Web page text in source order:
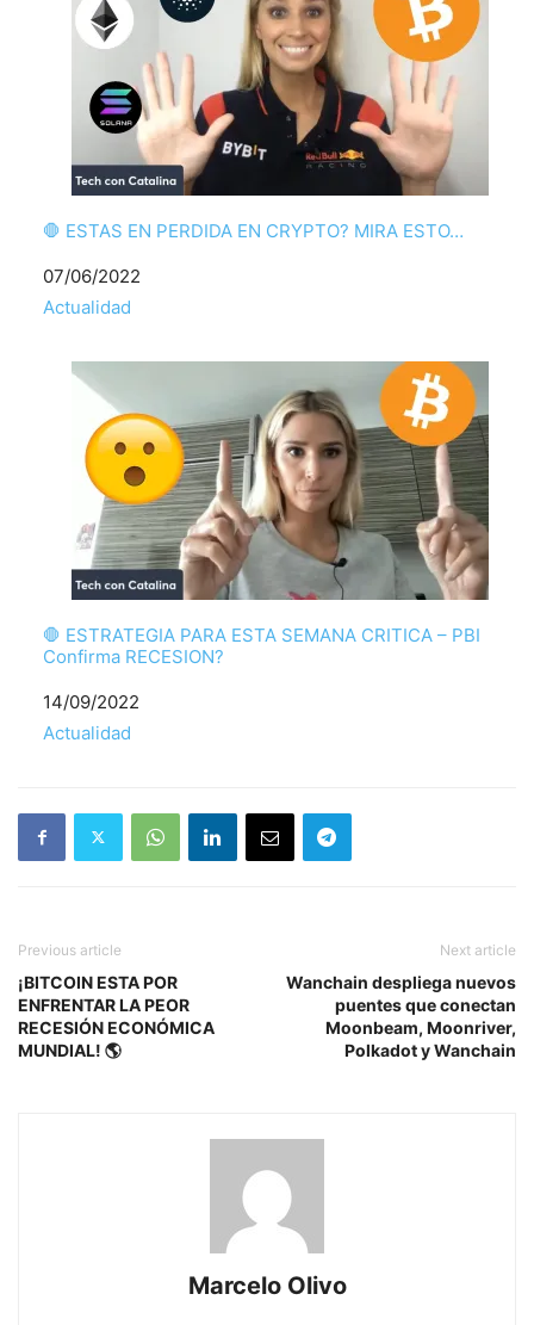
🛑 ESTAS EN PERDIDA EN CRYPTO? MIRA ESTO…
Fecha
07/06/2022
Respecto a
Actualidad
🛑 ESTRATEGIA PARA ESTA SEMANA CRITICA – PBI
Confirma RECESION?
Fecha
14/09/2022
Respecto a
Actualidad
Previous article
¡BITCOIN ESTA POR
ENFRENTAR LA PEOR
RECESIÓN ECONÓMICA
MUNDIAL! 🌎
Next article
Wanchain despliega nuevos
puentes que conectan
Moonbeam, Moonriver,
Polkadot y Wanchain
Marcelo Olivo